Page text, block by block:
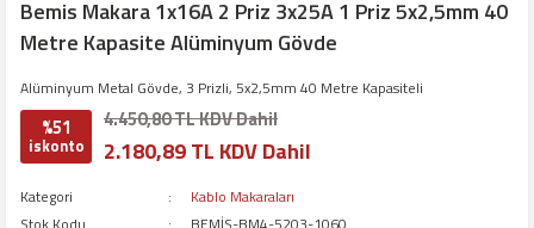
Bemis Makara 1x16A 2 Priz 3x25A 1 Priz 5x2,5mm 40
Metre Kapasite Alüminyum Gövde
Alüminyum Metal Gövde, 3 Prizli, 5x2,5mm 40 Metre Kapasiteli
%51
iskonto
4.450,80 TL KDV Dahil
2.180,89 TL KDV Dahil
Kategori
Kablo Makaraları